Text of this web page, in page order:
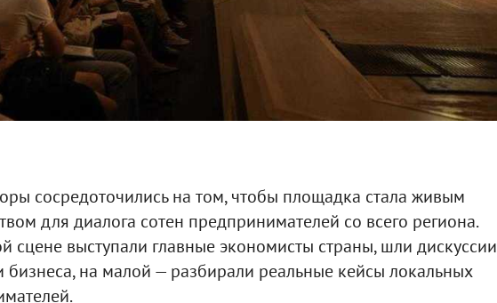
сосредоточились на том, чтобы площадка стала живым
для диалога сотен предпринимателей со всего региона.
сцене выступали главные экономисты страны, шли дискуссии
бизнеса, на малой — разбирали реальные кейсы локальных